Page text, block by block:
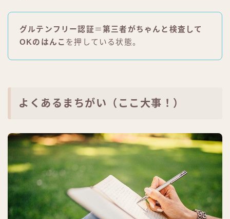
グルテンフリー認証 ＝第三者がちゃんと検査して
OKのはんこ を押している状態。
よくあるまちがい（ここ大事！）